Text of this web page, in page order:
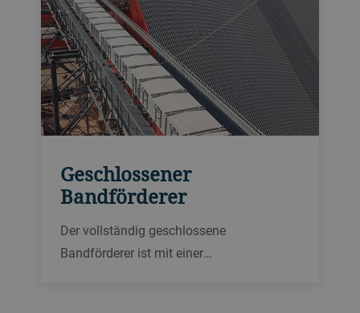
Geschlossener
Bandförderer
Der vollständig geschlossene
Bandförderer ist mit einer